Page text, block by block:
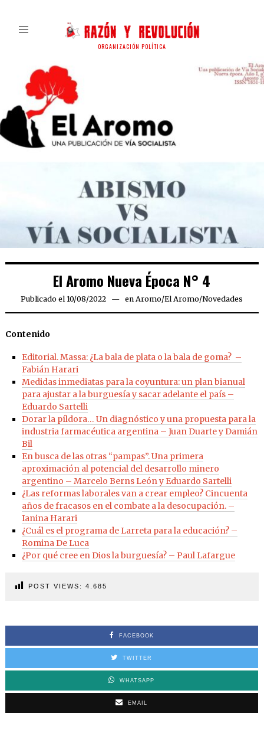
ORGANIZACIÓN POLÍTICA
El Aromo Nueva Época N° 4
Publicado el 10/08/2022 30/04/2023
en Aromo/El Aromo/Novedades
Contenido
Editorial. Massa: ¿La bala de plata o la bala de goma? –
Fabián Harari
Medidas inmediatas para la coyuntura: un plan bianual
para ajustar a la burguesía y sacar adelante el país –
Eduardo Sartelli
Dorar la píldora… Un diagnóstico y una propuesta para la
industria farmacéutica argentina – Juan Duarte y Damián
Bil
En busca de las otras “pampas”. Una primera
aproximación al potencial del desarrollo minero
argentino – Marcelo Berns León y Eduardo Sartelli
¿Las reformas laborales van a crear empleo? Cincuenta
años de fracasos en el combate a la desocupación. –
Ianina Harari
¿Cuál es el programa de Larreta para la educación? –
Romina De Luca
¿Por qué cree en Dios la burguesía? – Paul Lafargue
POST VIEWS: 4.685
FACEBOOK
TWITTER
WHATSAPP
EMAIL